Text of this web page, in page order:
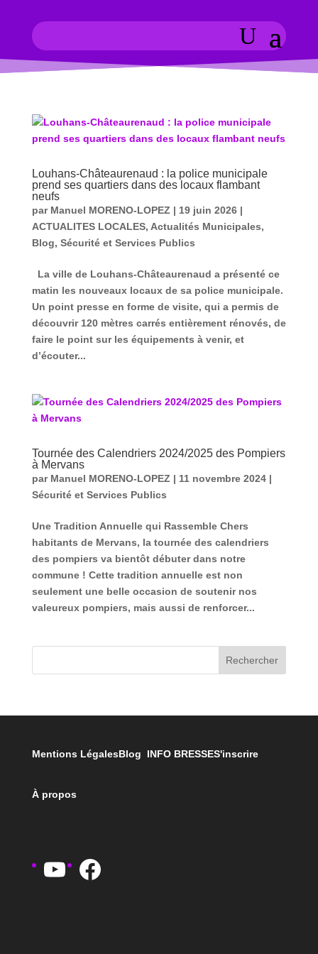
Louhans-Châteaurenaud : la police municipale
prend ses quartiers dans des locaux flambant
neufs
par Manuel MORENO-LOPEZ| 19 juin 2026|
ACTUALITES LOCALES, Actualités Municipales,
Blog, Sécurité et Services Publics
La ville de Louhans-Châteaurenaud a présenté ce
matin les nouveaux locaux de sa police municipale.
Un point presse en forme de visite, qui a permis de
découvrir 120 mètres carrés entièrement rénovés, de
faire le point sur les équipements à venir, et
d’écouter...
Tournée des Calendriers 2024/2025 des Pompiers
à Mervans
par Manuel MORENO-LOPEZ| 11 novembre 2024|
Sécurité et Services Publics
Une Tradition Annuelle qui Rassemble Chers
habitants de Mervans, la tournée des calendriers
des pompiers va bientôt débuter dans notre
commune ! Cette tradition annuelle est non
seulement une belle occasion de soutenir nos
valeureux pompiers, mais aussi de renforcer...
Rechercher
Mentions LégalesBlog INFO BRESSES'inscrire
À propos
YouTube
Facebook